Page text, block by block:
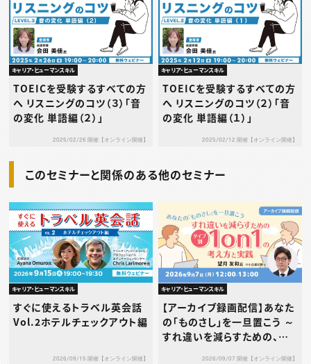
キャリア・ヒューマンスキル
TOEICを受験するすべての方
へ リスニングのコツ（３）「音
の変化 単語編（２）」
2025/02/26 開催【オンライン開催】
キャリア・ヒューマンスキル
TOEICを受験するすべての方
へ リスニングのコツ（２）「音
の変化 単語編（１）」
2025/02/12 開催【オンライン開催】
このセミナーと関係のある他のセミナー
キャリア・ヒューマンスキル
すぐに使えるトラベル英会話
Vol.2ホテルチェックアウト編
2026/09/15 開催【オンライン開催】
キャリア・ヒューマンスキル
【アーカイブ録画配信】あなた
の「ものさし」を一旦置こう ～
すれ違いを減らすための、タ
2026/09/07 開催【オンライン開催】